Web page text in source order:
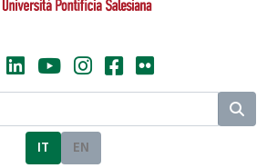
IT EN